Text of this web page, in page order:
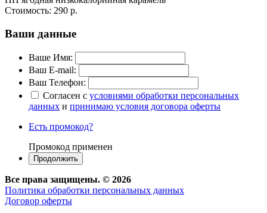
Стоимость: 290 р.
Ваши данные
Ваше Имя:
Ваш E-mail:
Ваш Телефон:
Согласен с условиями обработки персональных
данных и принимаю условия договора оферты
Есть промокод?
Промокод применен
Все права защищены. © 2026
Политика обработки персональных данных
Договор оферты